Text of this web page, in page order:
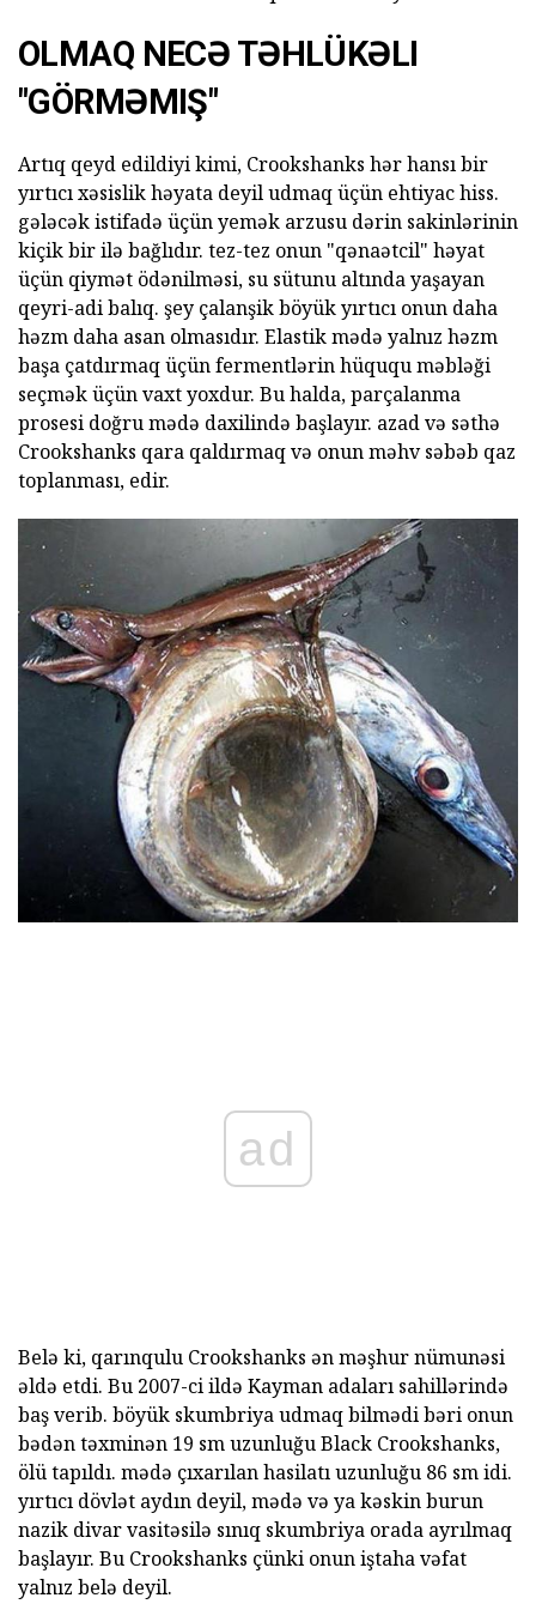
OLMAQ NECƏ TƏHLÜKƏLI
"GÖRMƏMIŞ"
Artıq qeyd edildiyi kimi, Crookshanks hər hansı bir
yırtıcı xəsislik həyata deyil udmaq üçün ehtiyac hiss.
gələcək istifadə üçün yemək arzusu dərin sakinlərinin
kiçik bir ilə bağlıdır. tez-tez onun "qənaətcil" həyat
üçün qiymət ödənilməsi, su sütunu altında yaşayan
qeyri-adi balıq. şey çalanşik böyük yırtıcı onun daha
həzm daha asan olmasıdır. Elastik mədə yalnız həzm
başa çatdırmaq üçün fermentlərin hüququ məbləği
seçmək üçün vaxt yoxdur. Bu halda, parçalanma
prosesi doğru mədə daxilində başlayır. azad və səthə
Crookshanks qara qaldırmaq və onun məhv səbəb qaz
toplanması, edir.
ad
Belə ki, qarınqulu Crookshanks ən məşhur nümunəsi
əldə etdi. Bu 2007-ci ildə Kayman adaları sahillərində
baş verib. böyük skumbriya udmaq bilmədi bəri onun
bədən təxminən 19 sm uzunluğu Black Crookshanks,
ölü tapıldı. mədə çıxarılan hasilatı uzunluğu 86 sm idi.
yırtıcı dövlət aydın deyil, mədə və ya kəskin burun
nazik divar vasitəsilə sınıq skumbriya orada ayrılmaq
başlayır. Bu Crookshanks çünki onun iştaha vəfat
yalnız belə deyil.